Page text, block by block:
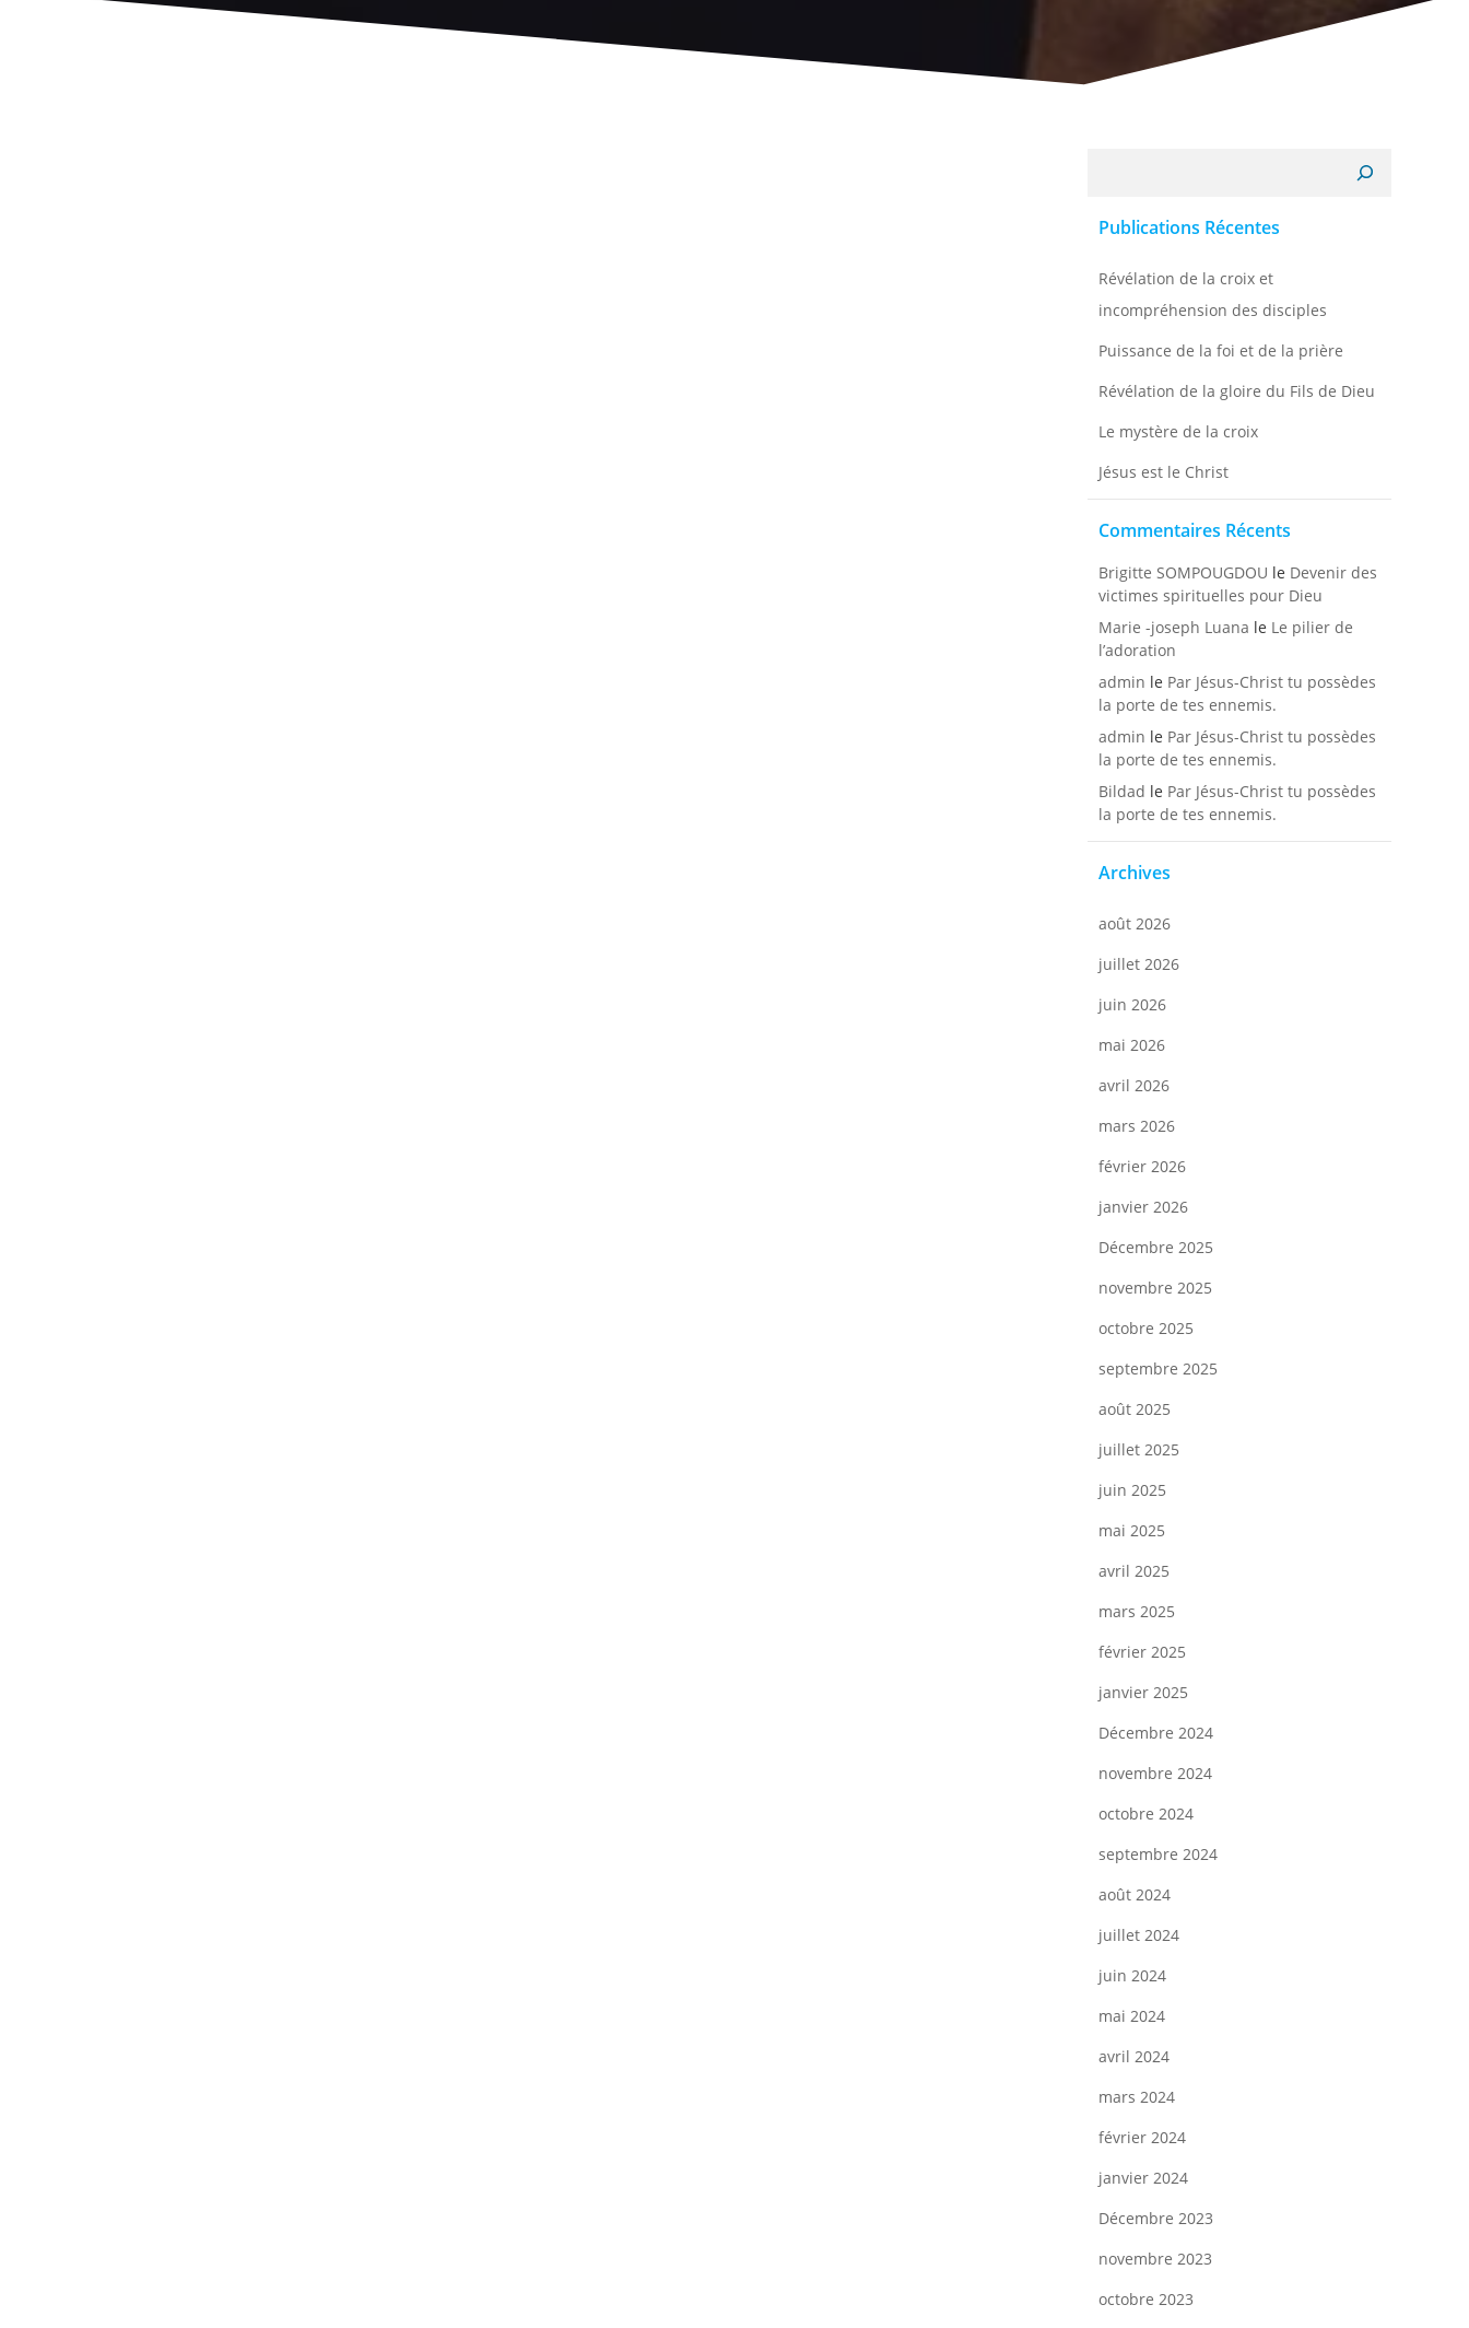
Publications Récentes
Révélation de la croix et
incompréhension des disciples
Puissance de la foi et de la prière
Révélation de la gloire du Fils de Dieu
Le mystère de la croix
Jésus est le Christ
Commentaires Récents
Brigitte SOMPOUGDOU le Devenir des
victimes spirituelles pour Dieu
Marie -joseph Luana le Le pilier de
l’adoration
admin le Par Jésus-Christ tu possèdes
la porte de tes ennemis.
admin le Par Jésus-Christ tu possèdes
la porte de tes ennemis.
Bildad le Par Jésus-Christ tu possèdes
la porte de tes ennemis.
Archives
août 2026
juillet 2026
juin 2026
mai 2026
avril 2026
mars 2026
février 2026
janvier 2026
Décembre 2025
novembre 2025
octobre 2025
septembre 2025
août 2025
juillet 2025
juin 2025
mai 2025
avril 2025
mars 2025
février 2025
janvier 2025
Décembre 2024
novembre 2024
octobre 2024
septembre 2024
août 2024
juillet 2024
juin 2024
mai 2024
avril 2024
mars 2024
février 2024
janvier 2024
Décembre 2023
novembre 2023
octobre 2023